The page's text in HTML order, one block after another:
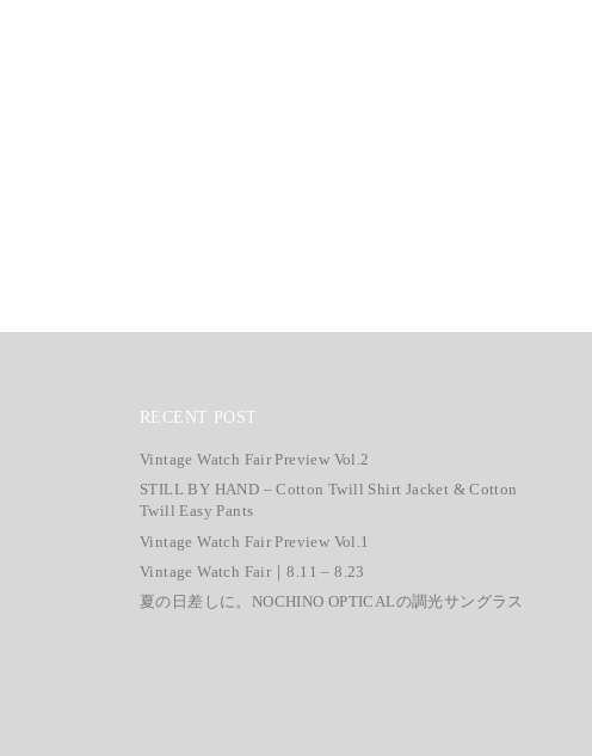
RECENT POST
Vintage Watch Fair Preview Vol.2
STILL BY HAND – Cotton Twill Shirt Jacket & Cotton
Twill Easy Pants
Vintage Watch Fair Preview Vol.1
Vintage Watch Fair｜8.11 – 8.23
夏の日差しに。NOCHINO OPTICALの調光サングラス